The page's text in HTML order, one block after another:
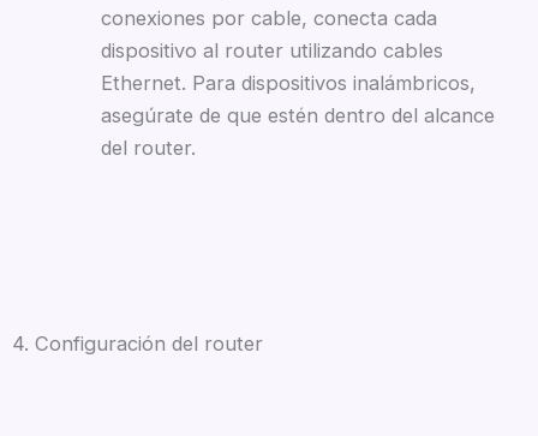
conexiones por cable, conecta cada
dispositivo al router utilizando cables
Ethernet. Para dispositivos inalámbricos,
asegúrate de que estén dentro del alcance
del router.
4. Configuración del router